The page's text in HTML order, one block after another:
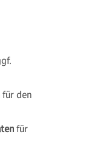
für den
für